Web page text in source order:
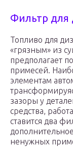
Фильтр для
Топливо для
«грязным» из
предполагает
примесей.
элементам
зазоры у
средства,
ставится два
ненужных